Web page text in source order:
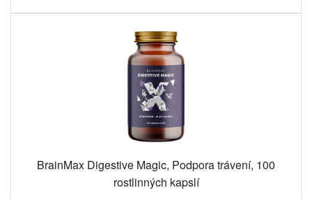
BrainMax Digestive Magic, Podpora trávení, 100
rostlinných kapslí